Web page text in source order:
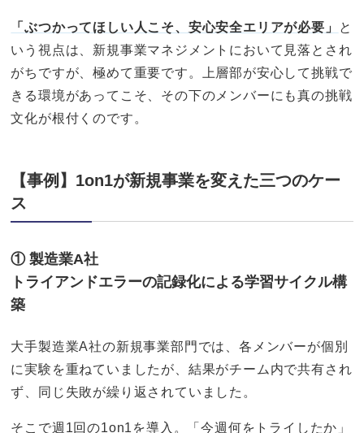
「ぶつかってほしい人こそ、安心安全エリアが必要」
と
いう視点は、新規事業マネジメントにおいて見落とされ
がちですが、極めて重要です。上層部が安心して挑戦で
きる環境があってこそ、その下のメンバーにも真の挑戦
文化が根付くのです。
【事例】1on1が新規事業を変えた三つのケー
ス
① 製造業A社
トライアンドエラーの記録化による学習サイクル構
築
大手製造業A社の新規事業部門では、各メンバーが個別
に実験を重ねていましたが、結果がチーム内で共有され
ず、同じ失敗が繰り返されていました。
そこで週1回の1on1を導入。「今週何をトライしたか」